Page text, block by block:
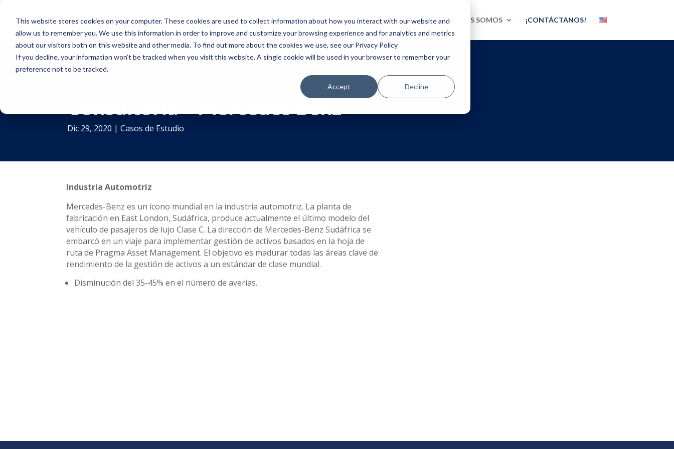
This website stores cookies on your computer. These cookies are used to collect information about how you interact with our website and
allow us to remember you. We use this information in order to improve and customize your browsing experience and for analytics and metrics
about our visitors both on this website and other media. To find out more about the cookies we use, see our Privacy Policy
If you decline, your information won’t be tracked when you visit this website. A single cookie will be used in your browser to remember your
preference not to be tracked.
Accept Decline
HOME SERVICIOS BLOG INDUSTRIAS QUIÉNES SOMOS ¡CONTÁCTANOS!
Home > Recursos >
Consultoría – Mercedes Benz
Dic 29, 2020 |Casos de Estudio
Industria Automotriz
Mercedes-Benz es un icono mundial en la industria automotriz. La planta de
fabricación en East London, Sudáfrica, produce actualmente el último modelo del
vehículo de pasajeros de lujo Clase C. La dirección de Mercedes-Benz Sudáfrica se
embarcó en un viaje para implementar gestión de activos basados en la hoja de
ruta de Pragma Asset Management. El objetivo es madurar todas las áreas clave de
rendimiento de la gestión de activos a un estándar de clase mundial.
Disminución del 35-45% en el número de averías.